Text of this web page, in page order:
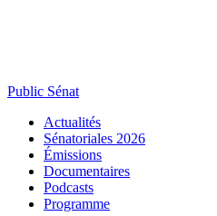
Public Sénat
Actualités
Sénatoriales 2026
Émissions
Documentaires
Podcasts
Programme